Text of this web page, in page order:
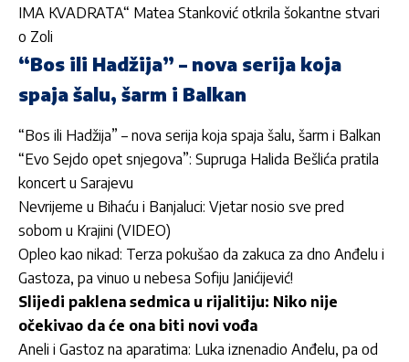
IMA KVADRATA“ Matea Stanković otkrila šokantne stvari
o Zoli
“Bos ili Hadžija” – nova serija koja
spaja šalu, šarm i Balkan
“Bos ili Hadžija” – nova serija koja spaja šalu, šarm i Balkan
“Evo Sejdo opet snjegova”: Supruga Halida Bešlića pratila
koncert u Sarajevu
Nevrijeme u Bihaću i Banjaluci: Vjetar nosio sve pred
sobom u Krajini (VIDEO)
Opleo kao nikad: Terza pokušao da zakuca za dno Anđelu i
Gastoza, pa vinuo u nebesa Sofiju Janićijević!
Slijedi paklena sedmica u rijalitiju: Niko nije
očekivao da će ona biti novi vođa
Aneli i Gastoz na aparatima: Luka iznenadio Anđelu, pa od